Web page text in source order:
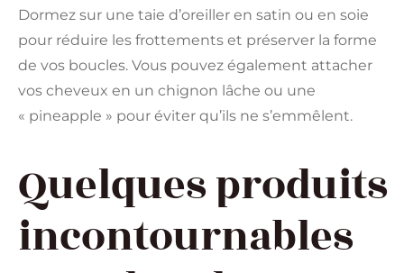
Dormez sur une taie d’oreiller en satin ou en soie
pour réduire les frottements et préserver la forme
de vos boucles. Vous pouvez également attacher
vos cheveux en un chignon lâche ou une
« pineapple » pour éviter qu’ils ne s’emmêlent.
Quelques produits
incontournables